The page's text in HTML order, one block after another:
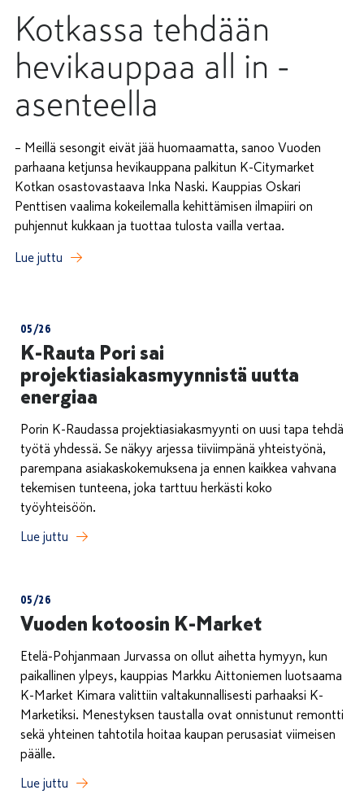
Kotkassa tehdään
hevikauppaa all in -
asenteella
– Meillä sesongit eivät jää huomaamatta, sanoo Vuoden
parhaana ketjunsa hevikauppana palkitun K-Citymarket
Kotkan osastovastaava Inka Naski. Kauppias Oskari
Penttisen vaalima kokeilemalla kehittämisen ilmapiiri on
puhjennut kukkaan ja tuottaa tulosta vailla vertaa.
Lue juttu
05/26
K-Rauta Pori sai
projektiasiakasmyynnistä uutta
energiaa
Porin K-Raudassa projektiasiakasmyynti on uusi tapa tehdä
työtä yhdessä. Se näkyy arjessa tiiviimpänä yhteistyönä,
parempana asiakaskokemuksena ja ennen kaikkea vahvana
tekemisen tunteena, joka tarttuu herkästi koko
työyhteisöön.
Lue juttu
05/26
Vuoden kotoosin K-Market
Etelä-Pohjanmaan Jurvassa on ollut aihetta hymyyn, kun
paikallinen ylpeys, kauppias Markku Aittoniemen luotsaama
K-Market Kimara valittiin valtakunnallisesti parhaaksi K-
Marketiksi. Menestyksen taustalla ovat onnistunut remontti
sekä yhteinen tahtotila hoitaa kaupan perusasiat viimeisen
päälle.
Lue juttu